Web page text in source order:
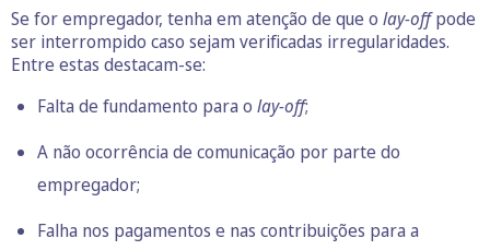
Se for empregador, tenha em atenção de que o lay-offpode
ser interrompido caso sejam verificadas irregularidades.
Entre estas destacam-se:
Falta de fundamento para o lay-off;
A não ocorrência de comunicação por parte do
empregador;
Falha nos pagamentos e nas contribuições para a